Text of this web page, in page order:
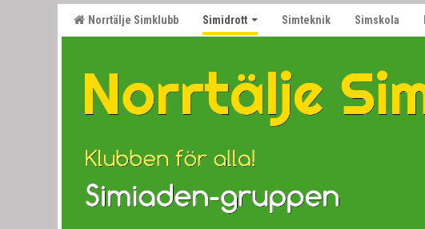
Norrtälje Simklubb Simidrott Simteknik Simskola